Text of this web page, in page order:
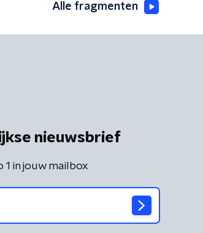
Alle fragmenten
nieuwsbrief
1 in jouw mailbox